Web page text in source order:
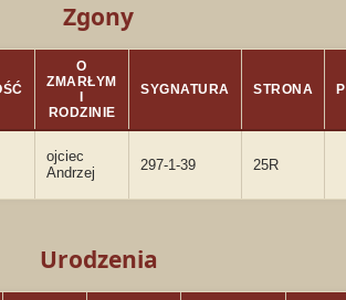
Zgony
O
ZMARŁYM
RODZINIE
SYGNATURA STRONA
ojciec
Andrzej
297-1-39 25R
Urodzenia